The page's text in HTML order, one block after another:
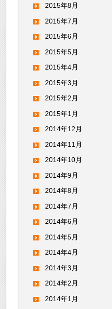
2015年8月
2015年7月
2015年6月
2015年5月
2015年4月
2015年3月
2015年2月
2015年1月
2014年12月
2014年11月
2014年10月
2014年9月
2014年8月
2014年7月
2014年6月
2014年5月
2014年4月
2014年3月
2014年2月
2014年1月